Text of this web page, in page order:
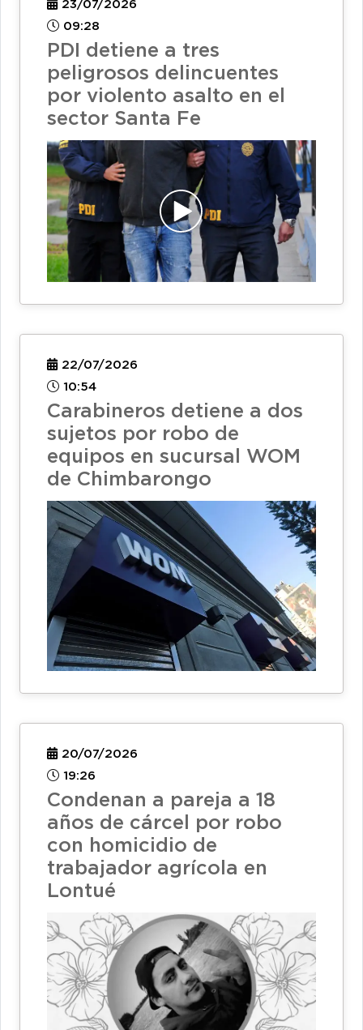
23/07/2026
09:28
PDI detiene a tres
peligrosos delincuentes
por violento asalto en el
sector Santa Fe
22/07/2026
10:54
Carabineros detiene a dos
sujetos por robo de
equipos en sucursal WOM
de Chimbarongo
20/07/2026
19:26
Condenan a pareja a 18
años de cárcel por robo
con homicidio de
trabajador agrícola en
Lontué